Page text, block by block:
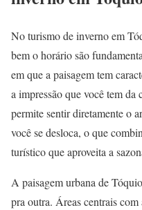
No turismo de inverno em
bem o horário são
em que a paisagem tem
a impressão que você tem
permite sentir diretamente o
você se desloca, o que
turístico que aproveita a
A paisagem urbana de
pra outra. Áreas centrais